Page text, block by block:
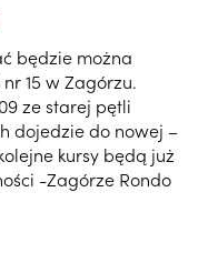
będzie można
15 w Zagórzu.
ze starej pętli
dojedzie do nowej –
kursy będą już
-Zagórze Rondo